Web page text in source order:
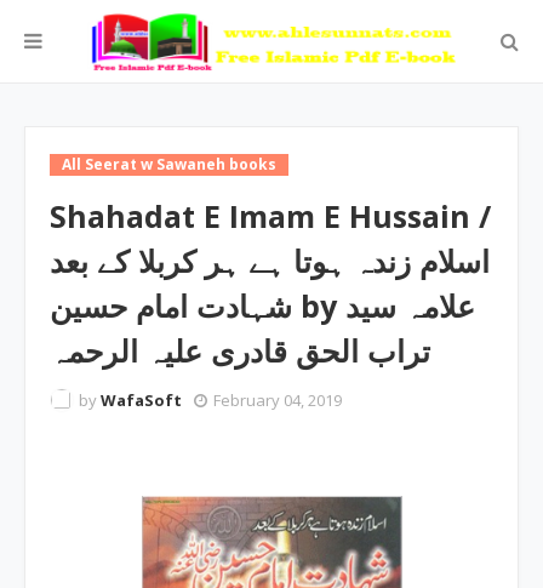
All Seerat w Sawaneh books
Shahadat E Imam E Hussain /
اسلام زندہ ہوتا ہے ہر کربلا کے بعد
شہادت امام حسین by علامہ سید
تراب الحق قادری علیہ الرحمہ
byWafaSoft February 04, 2019